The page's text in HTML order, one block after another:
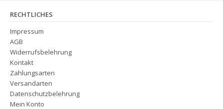
RECHTLICHES
Impressum
AGB
Widerrufsbelehrung
Kontakt
Zahlungsarten
Versandarten
Datenschutzbelehrung
Mein Konto